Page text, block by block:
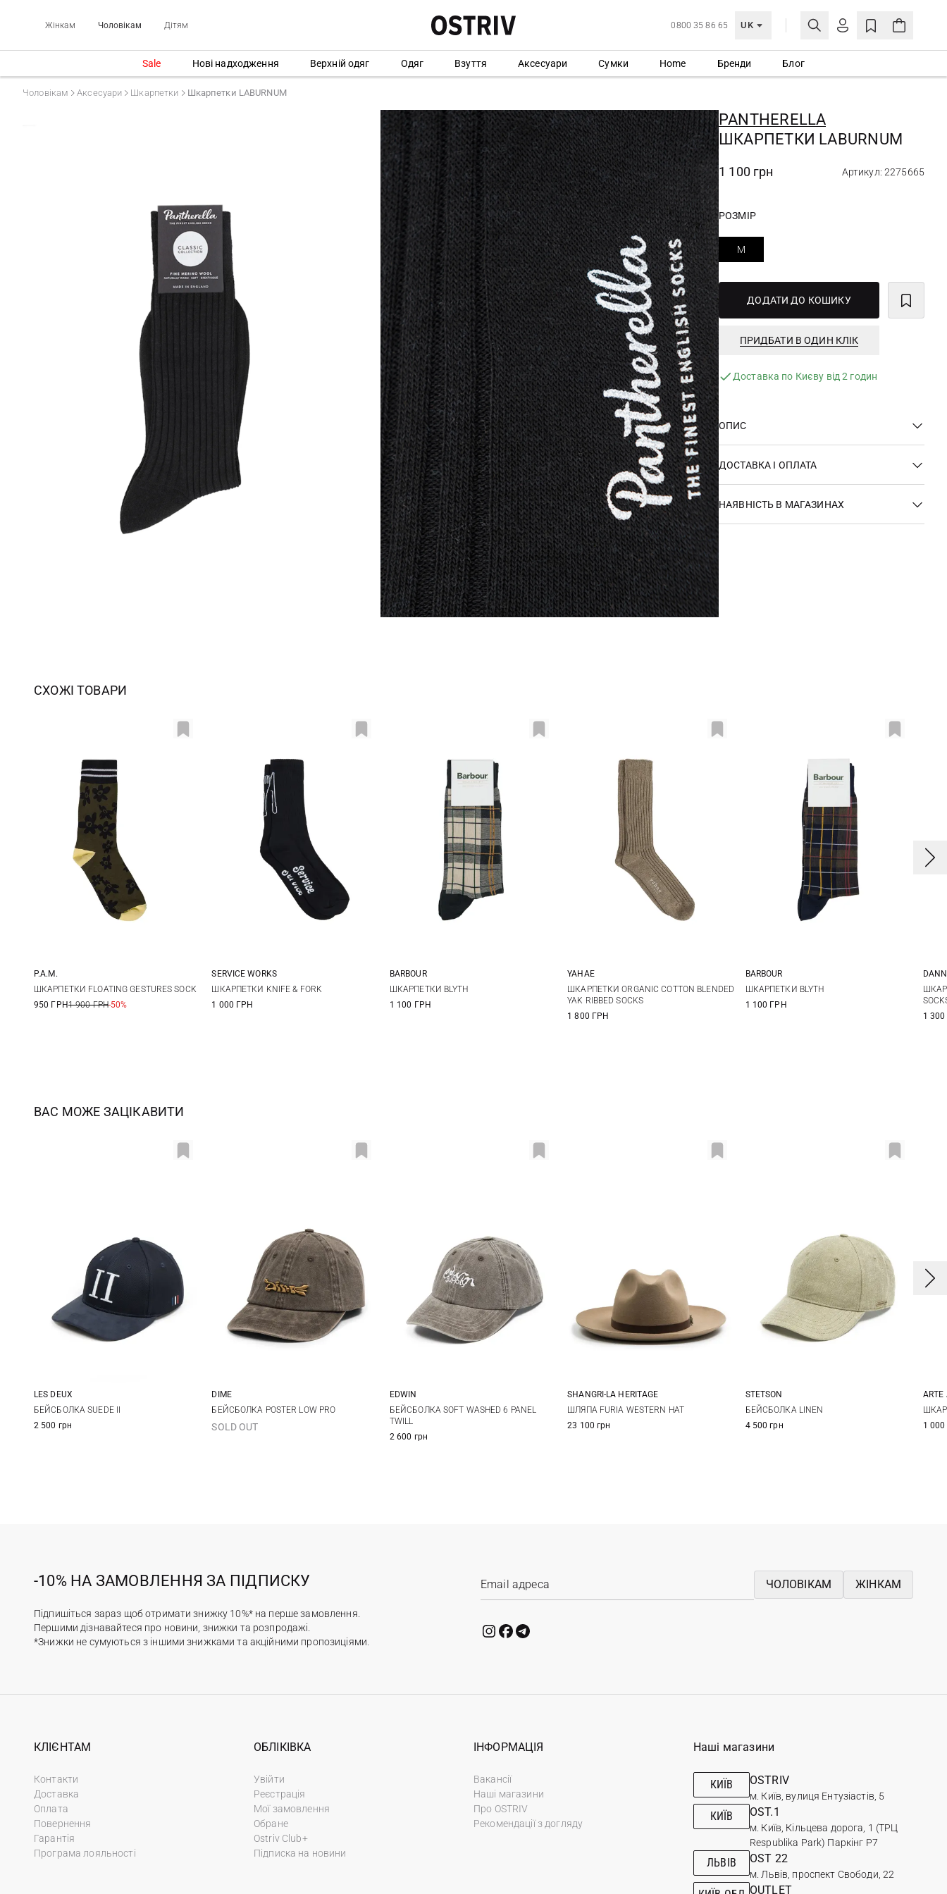
Жінкам Чоловікам Дітям 0800 35 86 65 UK
МОЯ ОБЛІКІВКА
Ще не зареєстровані?
СТВОРИТИ ОБЛІКІВКУ
Sale Нові надходження Верхній одяг Одяг Взуття Аксесуари Сумки Home Бренди Блог
Чоловікам Аксесуари Шкарпетки Шкарпетки LABURNUM
PANTHERELLA
ШКАРПЕТКИ LABURNUM
1 100 грн Артикул: 2275665
РОЗМІР
M
ДОДАТИ ДО КОШИКУ
ПРИДБАТИ В ОДИН КЛІК
Доставка по Києву від 2 годин
ОПИС
ДОСТАВКА І ОПЛАТА
НАЯВНІСТЬ В МАГАЗИНАХ
СХОЖІ ТОВАРИ
One size
P.A.M.
ШКАРПЕТКИ FLOATING GESTURES SOCK
950 ГРН1 900 ГРН-50%
One size
SERVICE WORKS
ШКАРПЕТКИ KNIFE & FORK
1 000 ГРН
M L
BARBOUR
ШКАРПЕТКИ BLYTH
1 100 ГРН
M L
YAHAE
ШКАРПЕТКИ ORGANIC COTTON BLENDED
YAK RIBBED SOCKS
1 800 ГРН
M L
BARBOUR
ШКАРПЕТКИ BLYTH
1 100 ГРН
S
1
ВАС МОЖЕ ЗАЦІКАВИТИ
One size
LES DEUX
БЕЙСБОЛКА SUEDE II
2 500 грн
One size
DIME
БЕЙСБОЛКА POSTER LOW PRO
SOLD OUT
One size
EDWIN
БЕЙСБОЛКА SOFT WASHED 6 PANEL
TWILL
2 600 грн
58 59 60
SHANGRI-LA HERITAGE
ШЛЯПА FURIA WESTERN HAT
23 100 грн
One size
STETSON
БЕЙСБОЛКА LINEN
4 500 грн
ARTE
1 000
-10% НА ЗАМОВЛЕННЯ ЗА ПІДПИСКУ
Підпишіться зараз щоб отримати знижку 10%* на перше замовлення.
Першими дізнавайтеся про новини, знижки та розпродажі.
*Знижки не сумуються з іншими знижками та акційними пропозиціями.
ЧОЛОВІКАМ ЖІНКАМ
КЛІЄНТАМ
Контакти
Доставка
Оплата
Повернення
Гарантія
Програма лояльності
ОБЛІКІВКА
Увійти
Реєстрація
Мої замовлення
Обране
Ostriv Club+
Підписка на новини
ІНФОРМАЦІЯ
Вакансії
Наші магазини
Про OSTRIV
Рекомендації з догляду
Наші магазини
КИЇВ OSTRIV
м. Київ, вулиця Ентузіастів, 5
КИЇВ OST.1
м. Київ, Кільцева дорога, 1 (ТРЦ
Respublika Park) Паркінг Р7
ЛЬВІВ OST 22
м. Львів, проспект Свободи, 22
OUTLET